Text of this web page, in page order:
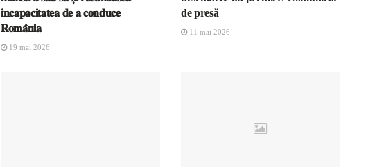
𝐢𝐧𝐜𝐚𝐩𝐚𝐜𝐢𝐭𝐚𝐭𝐞𝐚 𝐝𝐞 𝐚 𝐜𝐨𝐧𝐝𝐮𝐜𝐞
𝐑𝐨𝐦𝐚̂𝐧𝐢𝐚
19 mai 2026
de presă
11 mai 2026